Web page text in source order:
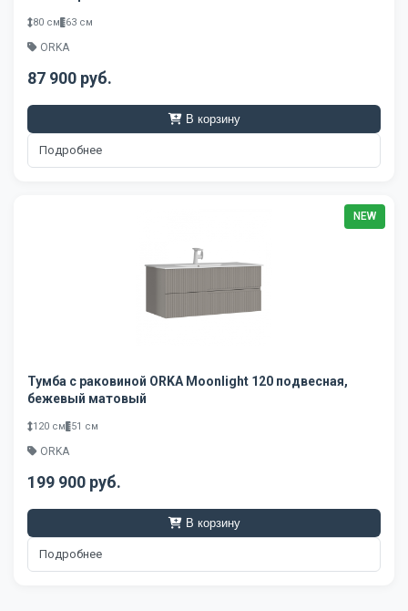
80 см 63 см
ORKA
87 900 руб.
В корзину
Подробнее
NEW
Тумба с раковиной ORKA Moonlight 120 подвесная,
бежевый матовый
120 см 51 см
ORKA
199 900 руб.
В корзину
Подробнее